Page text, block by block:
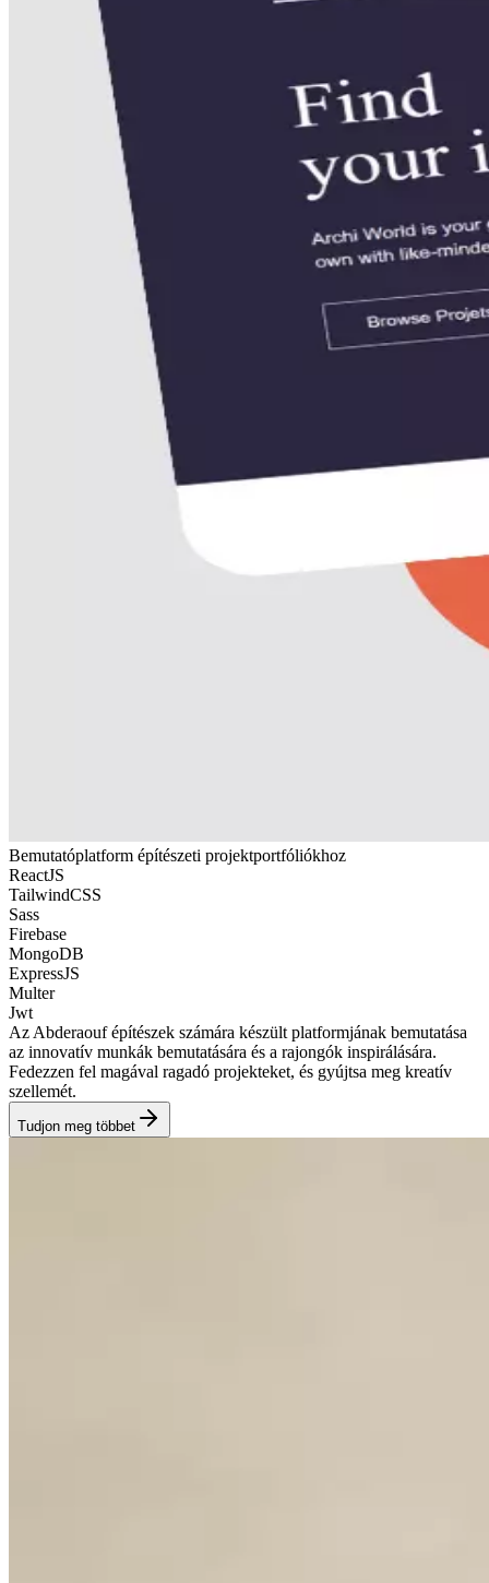
Bemutatóplatform építészeti projektportfóliókhoz
ReactJS
TailwindCSS
Sass
Firebase
MongoDB
ExpressJS
Multer
Jwt
Az Abderaouf építészek számára készült platformjának bemutatása
az innovatív munkák bemutatására és a rajongók inspirálására.
Fedezzen fel magával ragadó projekteket, és gyújtsa meg kreatív
szellemét.
Tudjon meg többet